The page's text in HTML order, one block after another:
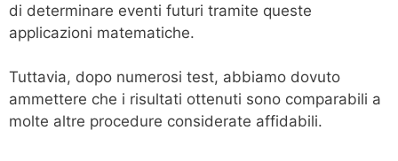
di determinare eventi futuri tramite queste
applicazioni matematiche.
Tuttavia, dopo numerosi test, abbiamo dovuto
ammettere che i risultati ottenuti sono comparabili a
molte altre procedure considerate affidabili.